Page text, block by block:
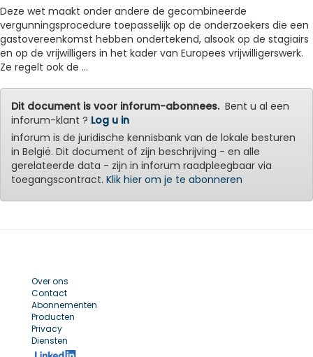
Deze wet maakt onder andere de gecombineerde
vergunningsprocedure toepasselijk op de onderzoekers die een
gastovereenkomst hebben ondertekend, alsook op de stagiairs
en op de vrijwilligers in het kader van Europees vrijwilligerswerk.
Ze regelt ook de ...
Dit document is voor inforum-abonnees.Bent u al een
inforum-klant ? Log u in
inforum is de juridische kennisbank van de lokale besturen
in België. Dit document of zijn beschrijving - en alle
gerelateerde data - zijn in inforum raadpleegbaar via
toegangscontract. Klik hier om je te abonneren
Over ons
Contact
Abonnementen
Producten
Privacy
Diensten